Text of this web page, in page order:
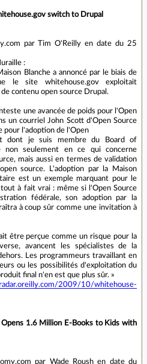
switch to Drupal
par Tim O'Reilly en date du 25
:
Blanche a annoncé par le biais de
le site whitehouse.gov exploitait
contenu open source Drupal.
une avancée de poids pour l'Open
un courriel John Scott d'Open Source
pour l'adoption de l'Open
dont je suis membre du Board of
non seulement en ce qui concerne
mais aussi en termes de validation
source. L'adoption par la Maison
est un exemple marquant pour le
à fait vrai : même si l'Open Source
fédérale, son adoption par la
à coup sûr comme une invitation à
être perçue comme un risque pour la
avancent les spécialistes de la
Les programmeurs travaillant en
ou les possibilités d'exploitation du
final n'en est que plus sûr. »
2009/10/whitehouse-
1.6 Million E-Books to Kids with
par Wade Roush en date du